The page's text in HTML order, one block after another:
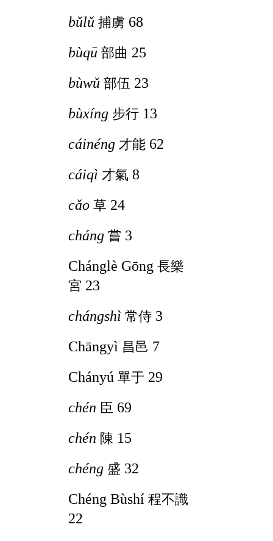
bǔlǔ 捕虜 68
bùqū 部曲 25
bùwǔ 部伍 23
bùxíng 步行 13
cáinéng 才能 62
cáiqì 才氣 8
cǎo 草 24
cháng 嘗 3
Chánglè Gōng 長樂
宮 23
chángshì 常侍 3
Chāngyì 昌邑 7
Chányú 單于 29
chén 臣 69
chén 陳 15
chéng 盛 32
Chéng Bùshí 程不識
22